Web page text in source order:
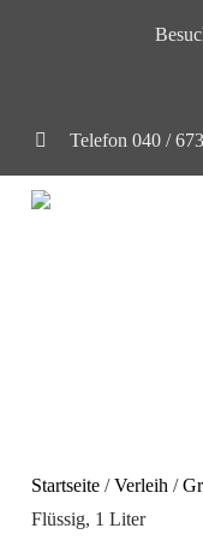
Telefon 040 /
Startseite /Verleih /
Flüssig, 1 Liter